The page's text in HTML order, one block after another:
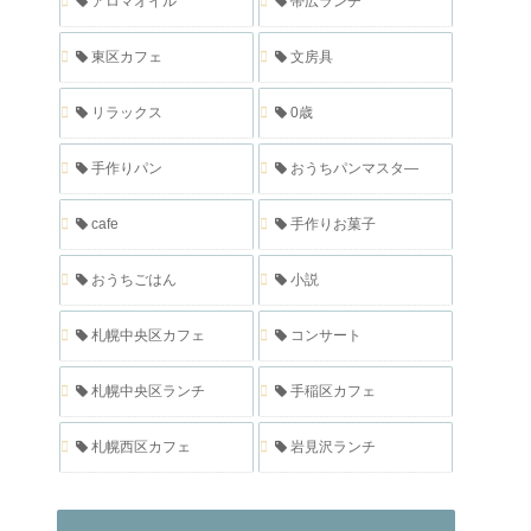
東区カフェ 文房具
リラックス 0歳
手作りパン おうちパンマスタ―
cafe 手作りお菓子
おうちごはん 小説
札幌中央区カフェ コンサート
札幌中央区ランチ 手稲区カフェ
札幌西区カフェ 岩見沢ランチ